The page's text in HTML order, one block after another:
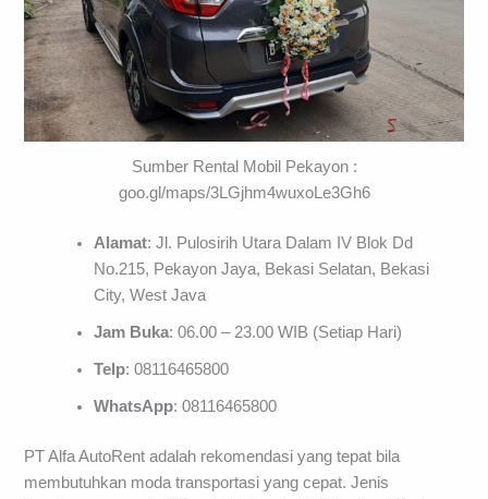
Sumber Rental Mobil Pekayon :
goo.gl/maps/3LGjhm4wuxoLe3Gh6
Alamat: Jl. Pulosirih Utara Dalam IV Blok Dd
No.215, Pekayon Jaya, Bekasi Selatan, Bekasi
City, West Java
Jam Buka: 06.00 – 23.00 WIB (Setiap Hari)
Telp: 08116465800
WhatsApp: 08116465800
PT Alfa AutoRent adalah rekomendasi yang tepat bila
membutuhkan moda transportasi yang cepat. Jenis